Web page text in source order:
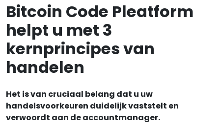
Bitcoin Code Pleatform
helpt u met 3
kernprincipes van
handelen
Het is van cruciaal belang dat u uw
handelsvoorkeuren duidelijk vaststelt en
verwoordt aan de accountmanager.